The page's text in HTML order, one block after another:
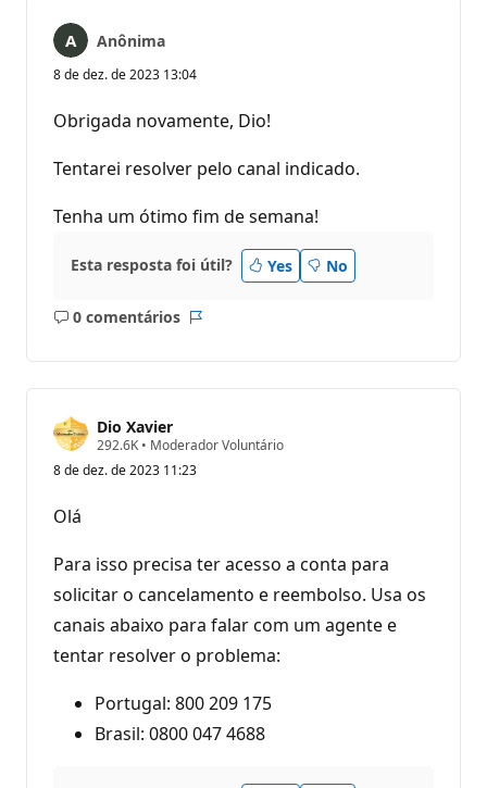
Anônima
8 de dez. de 2023 13:04
Obrigada novamente, Dio!
Tentarei resolver pelo canal indicado.
Tenha um ótimo fim de semana!
Esta resposta foi útil? Yes No
0 comentários
Sem
Dio Xavier
292.6K P
n
e
r
e
p
u
a
o
• Moderador Voluntário
8 de dez. de 2023 11:23
Olá
Para isso precisa ter acesso a conta para
solicitar o cancelamento e reembolso. Usa os
canais abaixo para falar com um agente e
tentar resolver o problema:
Portugal: 800 209 175
Brasil: 0800 047 4688